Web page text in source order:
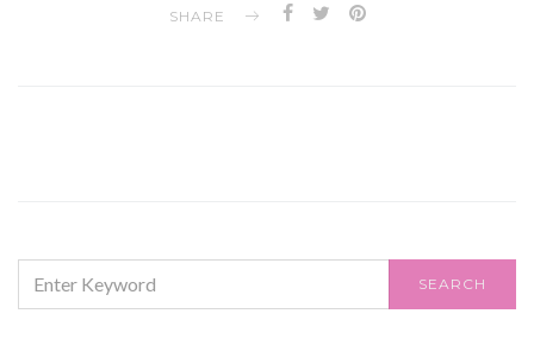
SHARE
FOR:
SEARCH